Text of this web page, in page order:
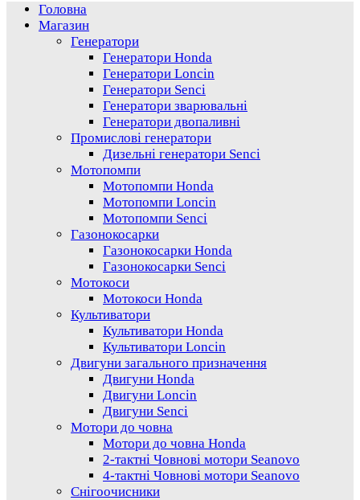
Головна
Магазин
Генератори
Генератори Honda
Генератори Loncin
Генератори Senci
Генератори зварювальні
Генератори двопаливні
Промислові генератори
Дизельні генератори Senci
Мотопомпи
Мотопомпи Honda
Мотопомпи Loncin
Мотопомпи Senci
Газонокосарки
Газонокосарки Honda
Газонокосарки Senci
Мотокоси
Мотокоси Honda
Культиватори
Культиватори Honda
Культиватори Loncin
Двигуни загального призначення
Двигуни Honda
Двигуни Loncin
Двигуни Senci
Мотори до човна
Мотори до човна Honda
2-тактні Човнові мотори Seanovo
4-тактні Човнові мотори Seanovo
Снігоочисники